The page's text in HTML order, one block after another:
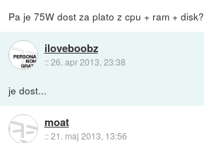
Pa je 75W dost za plato z cpu + ram + disk?
iloveboobz
::26. apr 2013, 23:38
je dost...
moat
::21. maj 2013, 13:56